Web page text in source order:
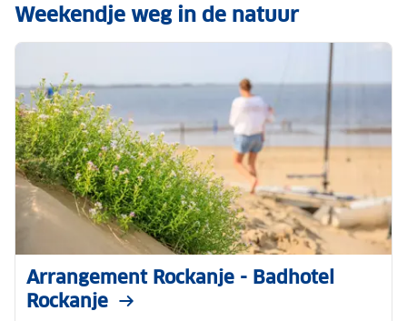
Weekendje weg in de natuur
Arrangement Rockanje - Badhotel
Rockanje